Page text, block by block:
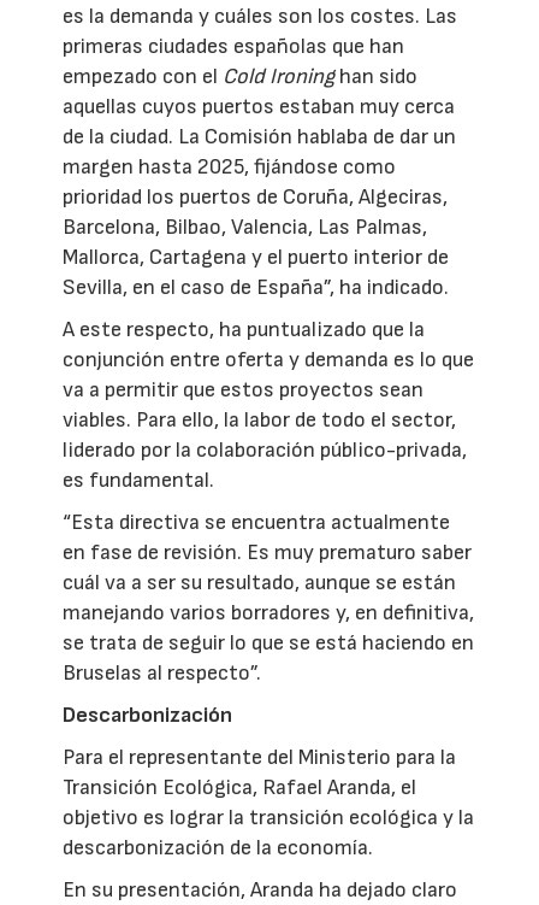
es la demanda y cuáles son los costes. Las
primeras ciudades españolas que han
empezado con el Cold Ironinghan sido
aquellas cuyos puertos estaban muy cerca
de la ciudad. La Comisión hablaba de dar un
margen hasta 2025, fijándose como
prioridad los puertos de Coruña, Algeciras,
Barcelona, Bilbao, Valencia, Las Palmas,
Mallorca, Cartagena y el puerto interior de
Sevilla, en el caso de España”, ha indicado.
A este respecto, ha puntualizado que la
conjunción entre oferta y demanda es lo que
va a permitir que estos proyectos sean
viables. Para ello, la labor de todo el sector,
liderado por la colaboración público-privada,
es fundamental.
“Esta directiva se encuentra actualmente
en fase de revisión. Es muy prematuro saber
cuál va a ser su resultado, aunque se están
manejando varios borradores y, en definitiva,
se trata de seguir lo que se está haciendo en
Bruselas al respecto”.
Descarbonización
Para el representante del Ministerio para la
Transición Ecológica, Rafael Aranda, el
objetivo es lograr la transición ecológica y la
descarbonización de la economía.
En su presentación, Aranda ha dejado claro